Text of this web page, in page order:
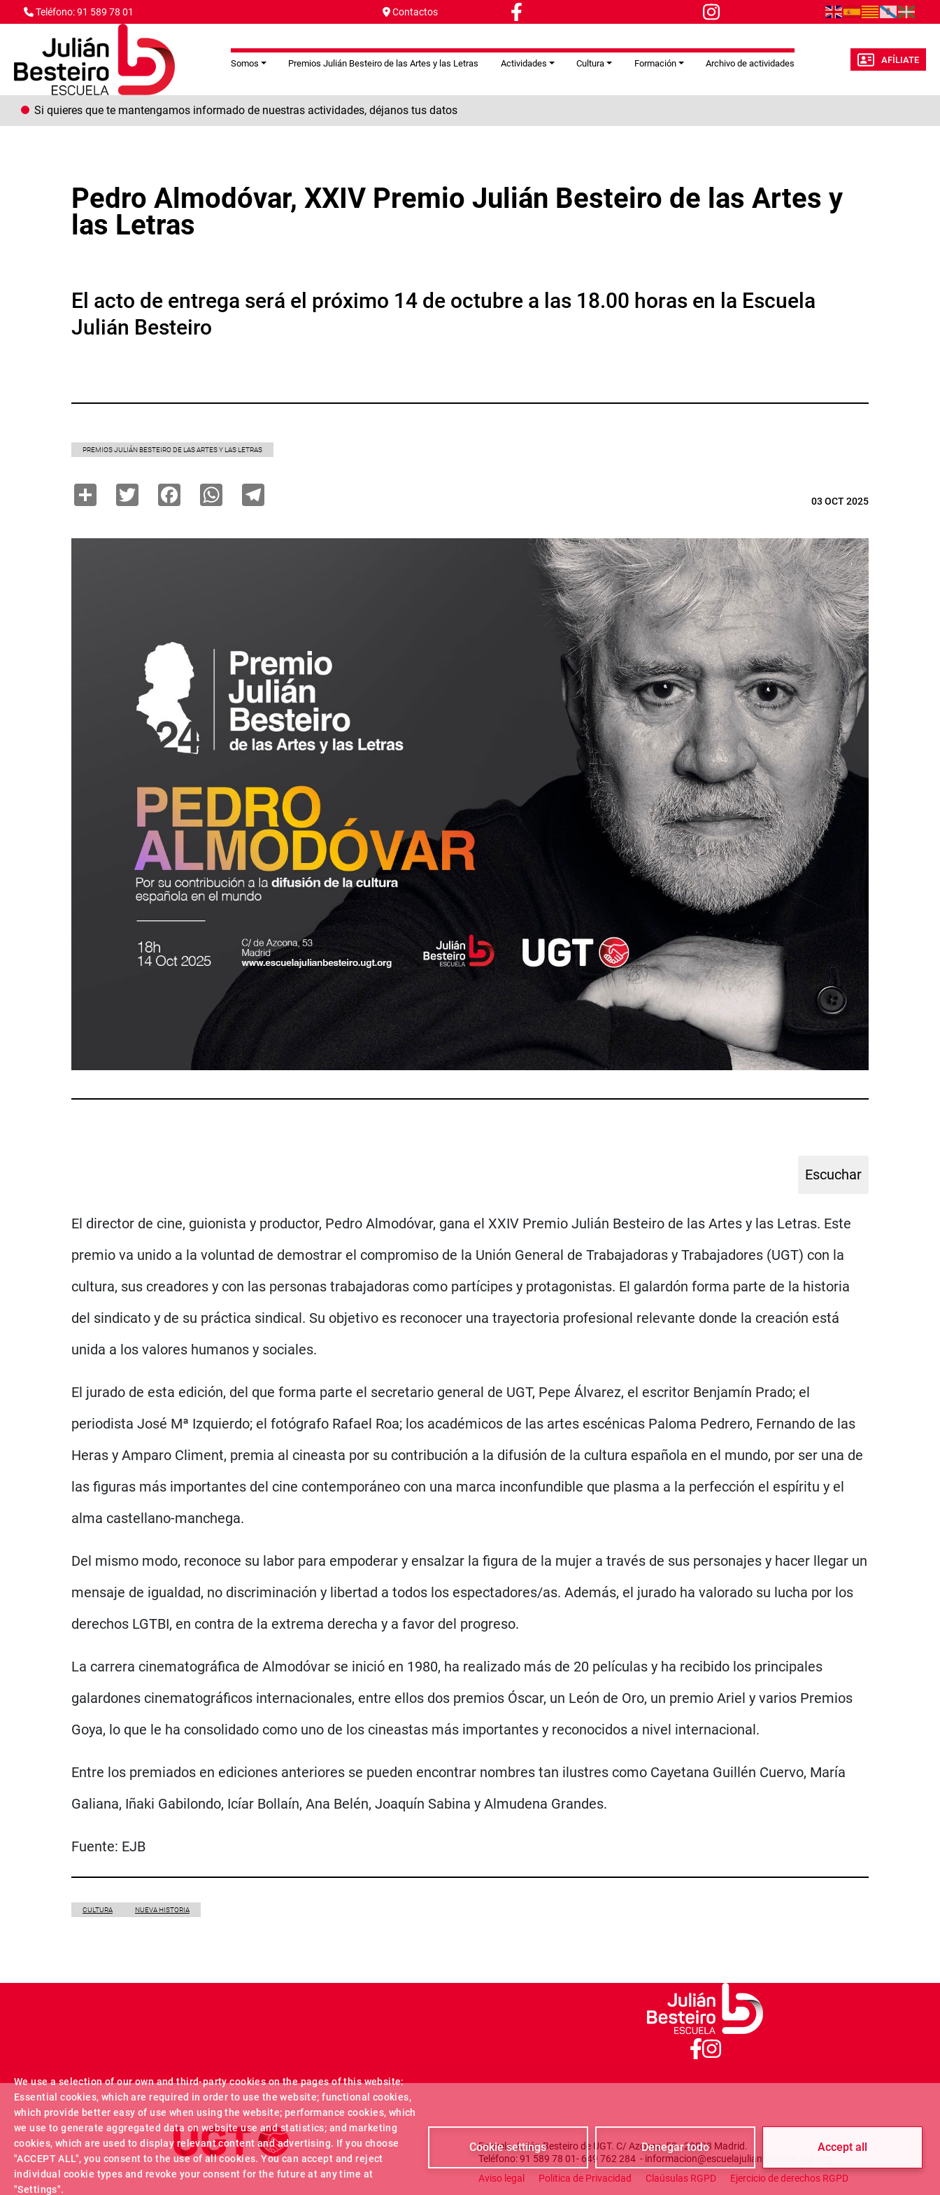
Pasar al contenido principal
Teléfono: 91 589 78 01 Contactos
We use a selection of our own and third-party cookies on the pages of this website:
Essential cookies, which are required in order to use the website; functional cookies,
which provide better easy of use when using the website; performance cookies, which
we use to generate aggregated data on website use and statistics; and marketing
cookies, which are used to display relevant content and advertising. If you choose
"ACCEPT ALL", you consent to the use of all cookies. You can accept and reject
individual cookie types and revoke your consent for the future at any time at
"Settings".
Cookie settings Denegar todo Accept all
Somos Premios Julián Besteiro de las Artes y las Letras Actividades Cultura Formación Archivo de actividades AFÍLIATE
Si quieres que te mantengamos informado de nuestras actividades, déjanos tus datos
Pedro Almodóvar, XXIV Premio Julián Besteiro de las Artes y
las Letras
El acto de entrega será el próximo 14 de octubre a las 18.00 horas en la Escuela
Julián Besteiro
PREMIOS JULIÁN BESTEIRO DE LAS ARTES Y LAS LETRAS
Share TwitterFacebookWhatsApp 03 OCT 2025
El director de cine, guionista y productor, Pedro Almodóvar, gana el XXIV Premio Julián Besteiro de las Artes y las Letras. Este
premio va unido a la voluntad de demostrar el compromiso de la Unión General de Trabajadoras y Trabajadores (UGT) con la
cultura, sus creadores y con las personas trabajadoras como partícipes y protagonistas. El galardón forma parte de la historia
del sindicato y de su práctica sindical. Su objetivo es reconocer una trayectoria profesional relevante donde la creación está
unida a los valores humanos y sociales.
El jurado de esta edición, del que forma parte el secretario general de UGT, Pepe Álvarez, el escritor Benjamín Prado; el
periodista José Mª Izquierdo; el fotógrafo Rafael Roa; los académicos de las artes escénicas Paloma Pedrero, Fernando de las
Heras y Amparo Climent, premia al cineasta por su contribución a la difusión de la cultura española en el mundo, por ser una de
las figuras más importantes del cine contemporáneo con una marca inconfundible que plasma a la perfección el espíritu y el
alma castellano-manchega.
Del mismo modo, reconoce su labor para empoderar y ensalzar la figura de la mujer a través de sus personajes y hacer llegar un
mensaje de igualdad, no discriminación y libertad a todos los espectadores/as. Además, el jurado ha valorado su lucha por los
derechos LGTBI, en contra de la extrema derecha y a favor del progreso.
La carrera cinematográfica de Almodóvar se inició en 1980, ha realizado más de 20 películas y ha recibido los principales
galardones cinematográficos internacionales, entre ellos dos premios Óscar, un León de Oro, un premio Ariel y varios Premios
Goya, lo que le ha consolidado como uno de los cineastas más importantes y reconocidos a nivel internacional.
Entre los premiados en ediciones anteriores se pueden encontrar nombres tan ilustres como Cayetana Guillén Cuervo, María
Galiana, Iñaki Gabilondo, Icíar Bollaín, Ana Belén, Joaquín Sabina y Almudena Grandes.
Fuente: EJB
CULTURA NUEVA HISTORIA
Escuela Julián Besteiro de UGT. C/ Azcona, 53 - 28028 Madrid.
Teléfono: 91 589 78 01- 649 762 284 - informacion@escuelajulianbesteiro.ugt.org
Footer menu
Aviso legal Politica de Privacidad Claúsulas RGPD Ejercicio de derechos RGPD